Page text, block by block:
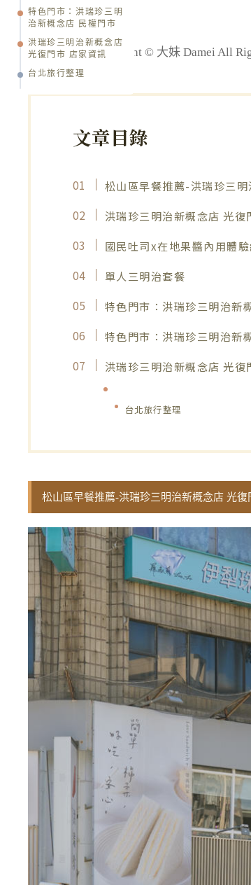
號，享用經典台味。
版權所有 Copyright © 大妹 Damei All
文章目錄
松山區早餐推薦-洪瑞珍三
洪瑞珍三明治新概念店 光復
國民吐司x在地果醬內用體驗
單人三明治套餐
特色門市：洪瑞珍三明治新
特色門市：洪瑞珍三明治新
洪瑞珍三明治新概念店 光復
台北旅行整理
松山區早餐推薦-洪瑞珍三明治新概念店 光復
特色門市：洪瑞珍三明
治新概念店 民權門市
洪瑞珍三明治新概念店
光復門市 店家資訊
台北旅行整理